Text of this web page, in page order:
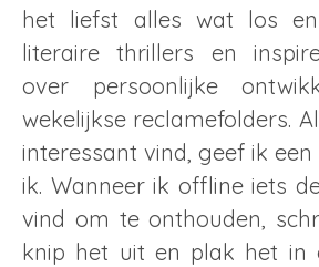
het liefst alles wat los
literaire thrillers en
over persoonlijke
wekelijkse reclamefolders.
interessant vind, geef ik een
ik. Wanneer ik offline iets
vind om te onthouden,
knip het uit en plak het in